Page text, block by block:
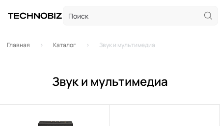
Главная Каталог Звук и мультимедиа
Звук и мультимедиа